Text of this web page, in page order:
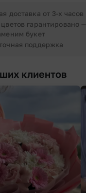
доставка от 3-х часов
гарантировано —
букет
поддержка
клиентов